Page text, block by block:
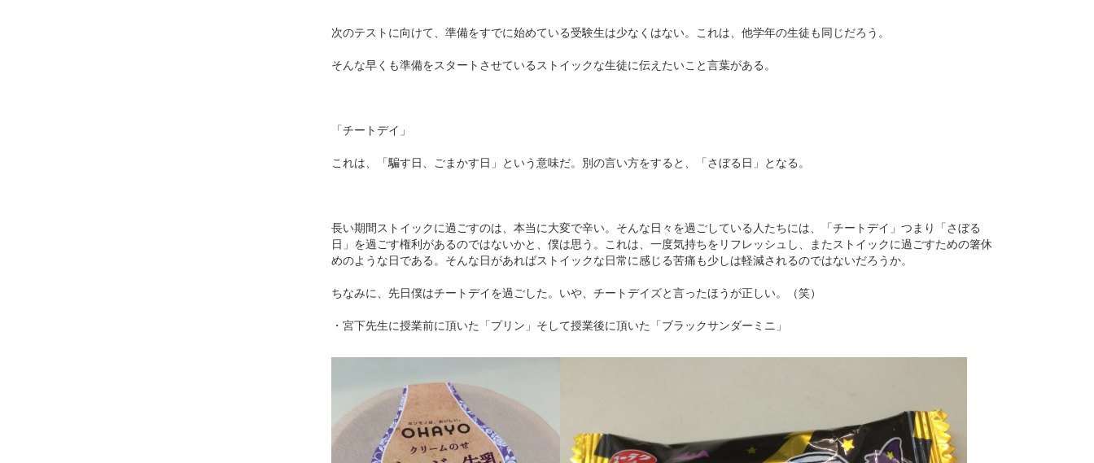
次のテストに向けて、準備をすでに始めている受験生は少なくはない。これは、他学年の生徒も同じだろう。
そんな早くも準備をスタートさせているストイックな生徒に伝えたいこと言葉がある。
「チートデイ」
これは、「騙す日、ごまかす日」という意味だ。別の言い方をすると、「さぼる日」となる。
長い期間ストイックに過ごすのは、本当に大変で辛い。そんな日々を過ごしている人たちには、「チートデイ」つまり「さぼる
日」を過ごす権利があるのではないかと、僕は思う。これは、一度気持ちをリフレッシュし、またストイックに過ごすための箸休
めのような日である。そんな日があればストイックな日常に感じる苦痛も少しは軽減されるのではないだろうか。
ちなみに、先日僕はチートデイを過ごした。いや、チートデイズと言ったほうが正しい。（笑）
・宮下先生に授業前に頂いた「プリン」そして授業後に頂いた「ブラックサンダーミニ」